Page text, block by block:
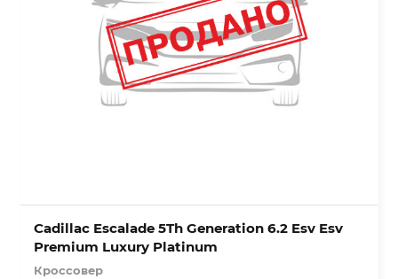
Cadillac Escalade 5Th Generation 6.2 Esv Esv
Premium Luxury Platinum
Кроссовер